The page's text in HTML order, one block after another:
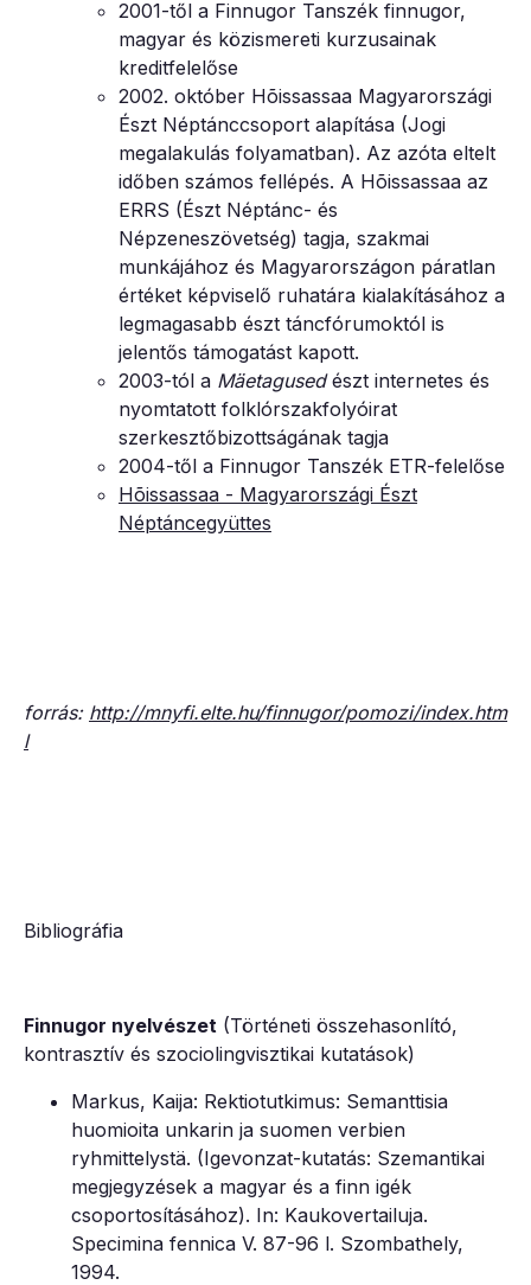
2001-től a Finnugor Tanszék finnugor,
magyar és közismereti kurzusainak
kreditfelelőse
2002. október Hõissassaa Magyarországi
Észt Néptánccsoport alapítása (Jogi
megalakulás folyamatban). Az azóta eltelt
időben számos fellépés. A Hõissassaa az
ERRS (Észt Néptánc- és
Népzeneszövetség) tagja, szakmai
munkájához és Magyarországon páratlan
értéket képviselő ruhatára kialakításához a
legmagasabb észt táncfórumoktól is
jelentős támogatást kapott.
2003-tól a Mäetagusedészt internetes és
nyomtatott folklórszakfolyóirat
szerkesztőbizottságának tagja
2004-től a Finnugor Tanszék ETR-felelőse
Hõissassaa - Magyarországi Észt
Néptáncegyüttes
forrás: http://mnyfi.elte.hu/finnugor/pomozi/index.htm
l
Bibliográfia
Finnugor nyelvészet (Történeti összehasonlító,
kontrasztív és szociolingvisztikai kutatások)
Markus, Kaija: Rektiotutkimus: Semanttisia
huomioita unkarin ja suomen verbien
ryhmittelystä. (Igevonzat-kutatás: Szemantikai
megjegyzések a magyar és a finn igék
csoportosításához). In: Kaukovertailuja.
Specimina fennica V. 87-96 l. Szombathely,
1994.